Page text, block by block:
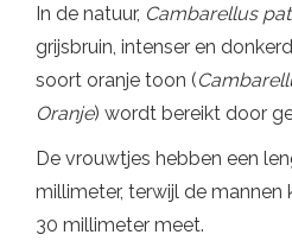
In de natuur, Cambarellus
grijsbruin, intenser en
soort oranje toon (
Oranje) wordt bereikt door
De vrouwtjes hebben een
millimeter, terwijl de mannen
30 millimeter meet.